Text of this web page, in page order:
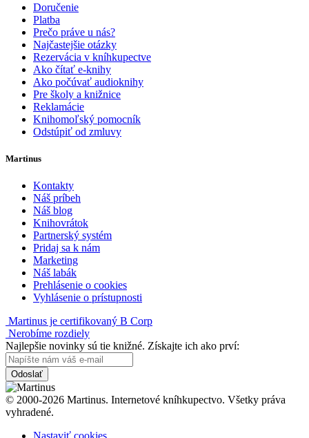
Doručenie
Platba
Prečo práve u nás?
Najčastejšie otázky
Rezervácia v kníhkupectve
Ako čítať e-knihy
Ako počúvať audioknihy
Pre školy a knižnice
Reklamácie
Knihomoľský pomocník
Odstúpiť od zmluvy
Martinus
Kontakty
Náš príbeh
Náš blog
Knihovrátok
Partnerský systém
Pridaj sa k nám
Marketing
Náš labák
Prehlásenie o cookies
Vyhlásenie o prístupnosti
Martinus je certifikovaný B Corp
Nerobíme rozdiely
Najlepšie novinky sú tie knižné. Získajte ich ako prví:
Odoslať
© 2000-2026 Martinus. Internetové kníhkupectvo. Všetky práva
vyhradené.